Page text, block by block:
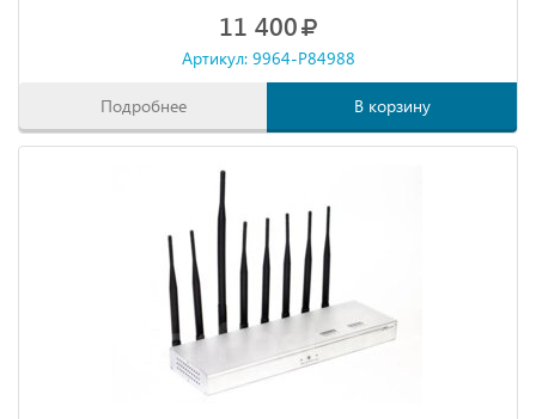
11 400
Артикул: 9964-P84988
Подробнее В корзину